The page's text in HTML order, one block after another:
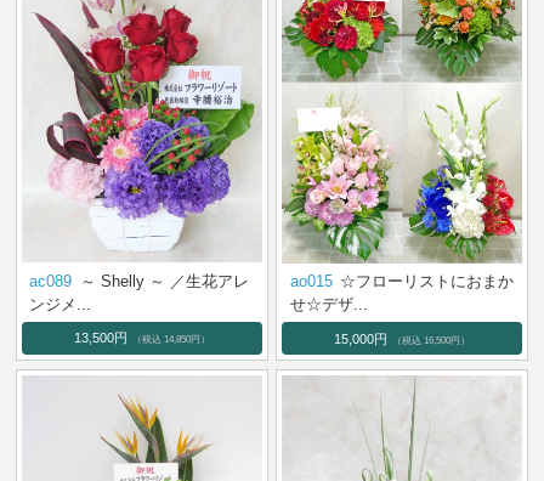
ac089 ～ Shelly ～ ／生花アレ
ンジメ...
13,500円 （税込 14,850円）
ao015 ☆フローリストにおまか
せ☆デザ...
15,000円 （税込 16,500円）